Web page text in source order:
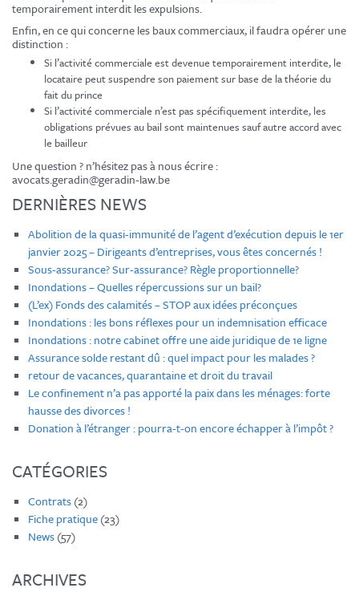
temporairement interdit les expulsions.
Enfin, en ce qui concerne les baux commerciaux, il faudra opérer une
distinction :
Si l’activité commerciale est devenue temporairement interdite, le
locataire peut suspendre son paiement sur base de la théorie du
fait du prince
Si l’activité commerciale n’est pas spécifiquement interdite, les
obligations prévues au bail sont maintenues sauf autre accord avec
le bailleur
Une question ? n’hésitez pas à nous écrire :
avocats.geradin@geradin-law.be
DERNIÈRES NEWS
Abolition de la quasi-immunité de l’agent d’exécution depuis le 1er
janvier 2025 – Dirigeants d’entreprises, vous êtes concernés !
Sous-assurance? Sur-assurance? Règle proportionnelle?
Inondations – Quelles répercussions sur un bail?
(L’ex) Fonds des calamités – STOP aux idées préconçues
Inondations : les bons réflexes pour un indemnisation efficace
Inondations : notre cabinet offre une aide juridique de 1e ligne
Assurance solde restant dû : quel impact pour les malades ?
retour de vacances, quarantaine et droit du travail
Le confinement n’a pas apporté la paix dans les ménages: forte
hausse des divorces !
Donation à l’étranger : pourra-t-on encore échapper à l’impôt ?
CATÉGORIES
Contrats(2)
Fiche pratique(23)
News(57)
ARCHIVES